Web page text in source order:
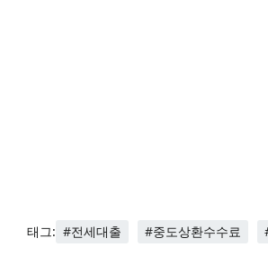
태그: #전세대출 #중도상환수수료